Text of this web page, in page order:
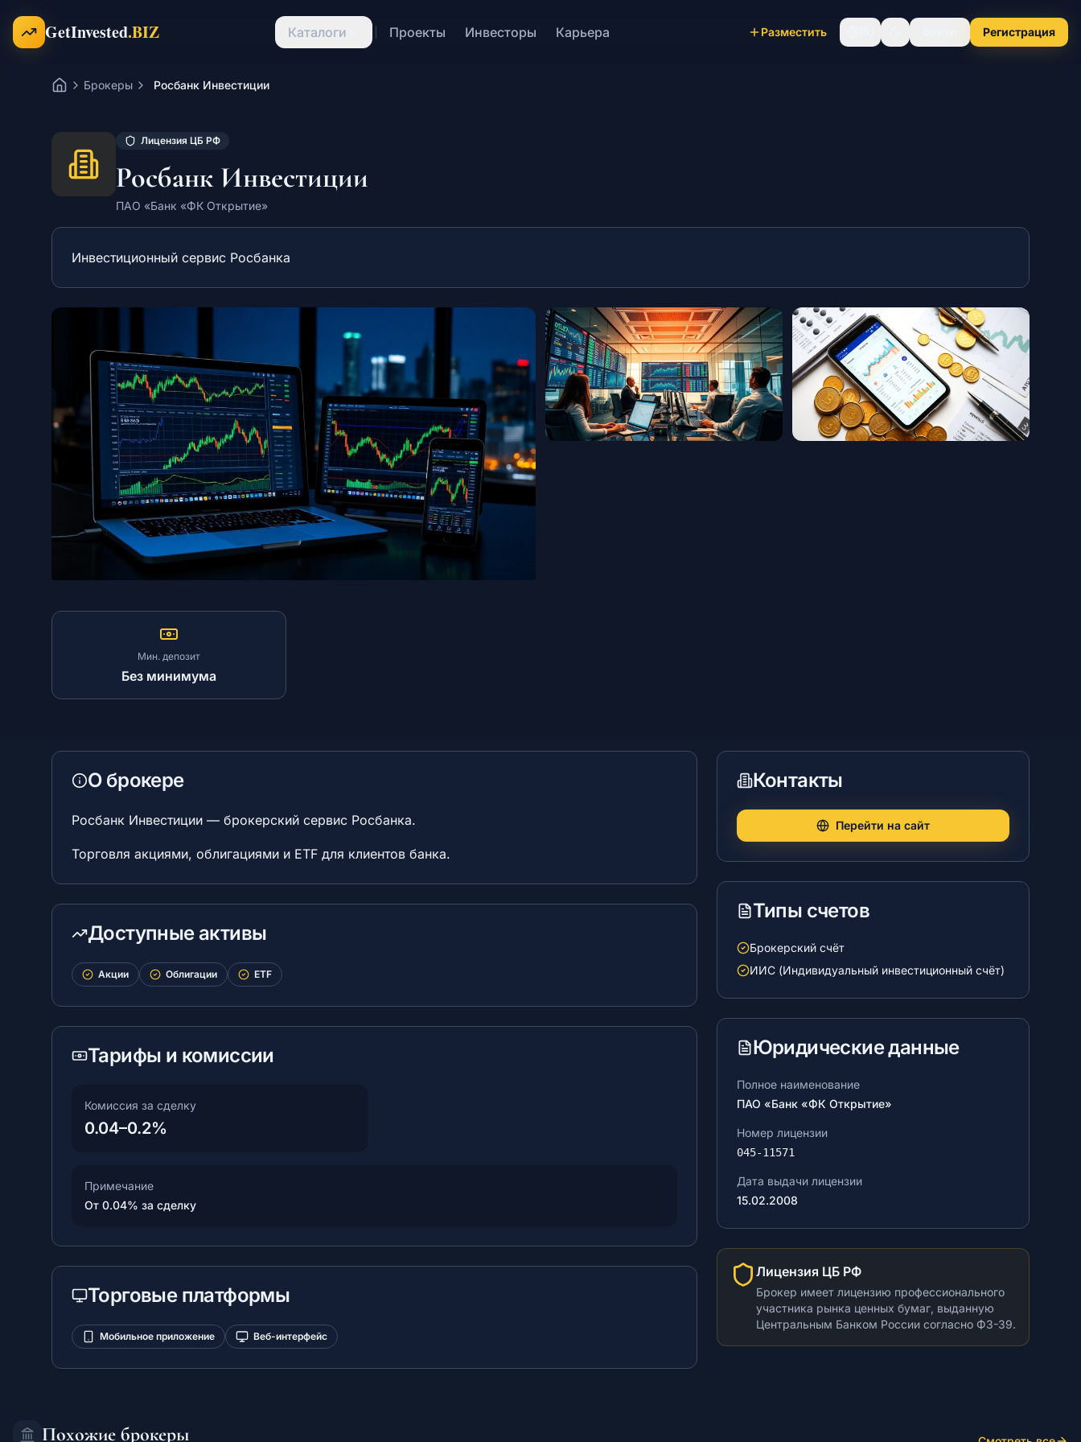
GetInvested.BIZ Каталоги Проекты Инвесторы Карьера Разместить Регистрация
ГлавнаяБрокеры Росбанк Инвестиции
Лицензия ЦБ РФ
Росбанк Инвестиции
ПАО «Банк «ФК Открытие»
Инвестиционный сервис Росбанка
Мин. депозит
Без минимума
О брокере
Росбанк Инвестиции — брокерский сервис Росбанка.
Торговля акциями, облигациями и ETF для клиентов банка.
Доступные активы
Акции Облигации ETF
Тарифы и комиссии
Комиссия за сделку
0.04–0.2%
Примечание
От 0.04% за сделку
Торговые платформы
Мобильное приложение Веб-интерфейс
Контакты
Перейти на сайт
Типы счетов
Брокерский счёт
ИИС (Индивидуальный инвестиционный счёт)
Юридические данные
Полное наименование
ПАО «Банк «ФК Открытие»
Номер лицензии
045-11571
Дата выдачи лицензии
15.02.2008
Лицензия ЦБ РФ
Брокер имеет лицензию профессионального
участника рынка ценных бумаг, выданную
Центральным Банком России согласно ФЗ-39.
Похожие брокеры